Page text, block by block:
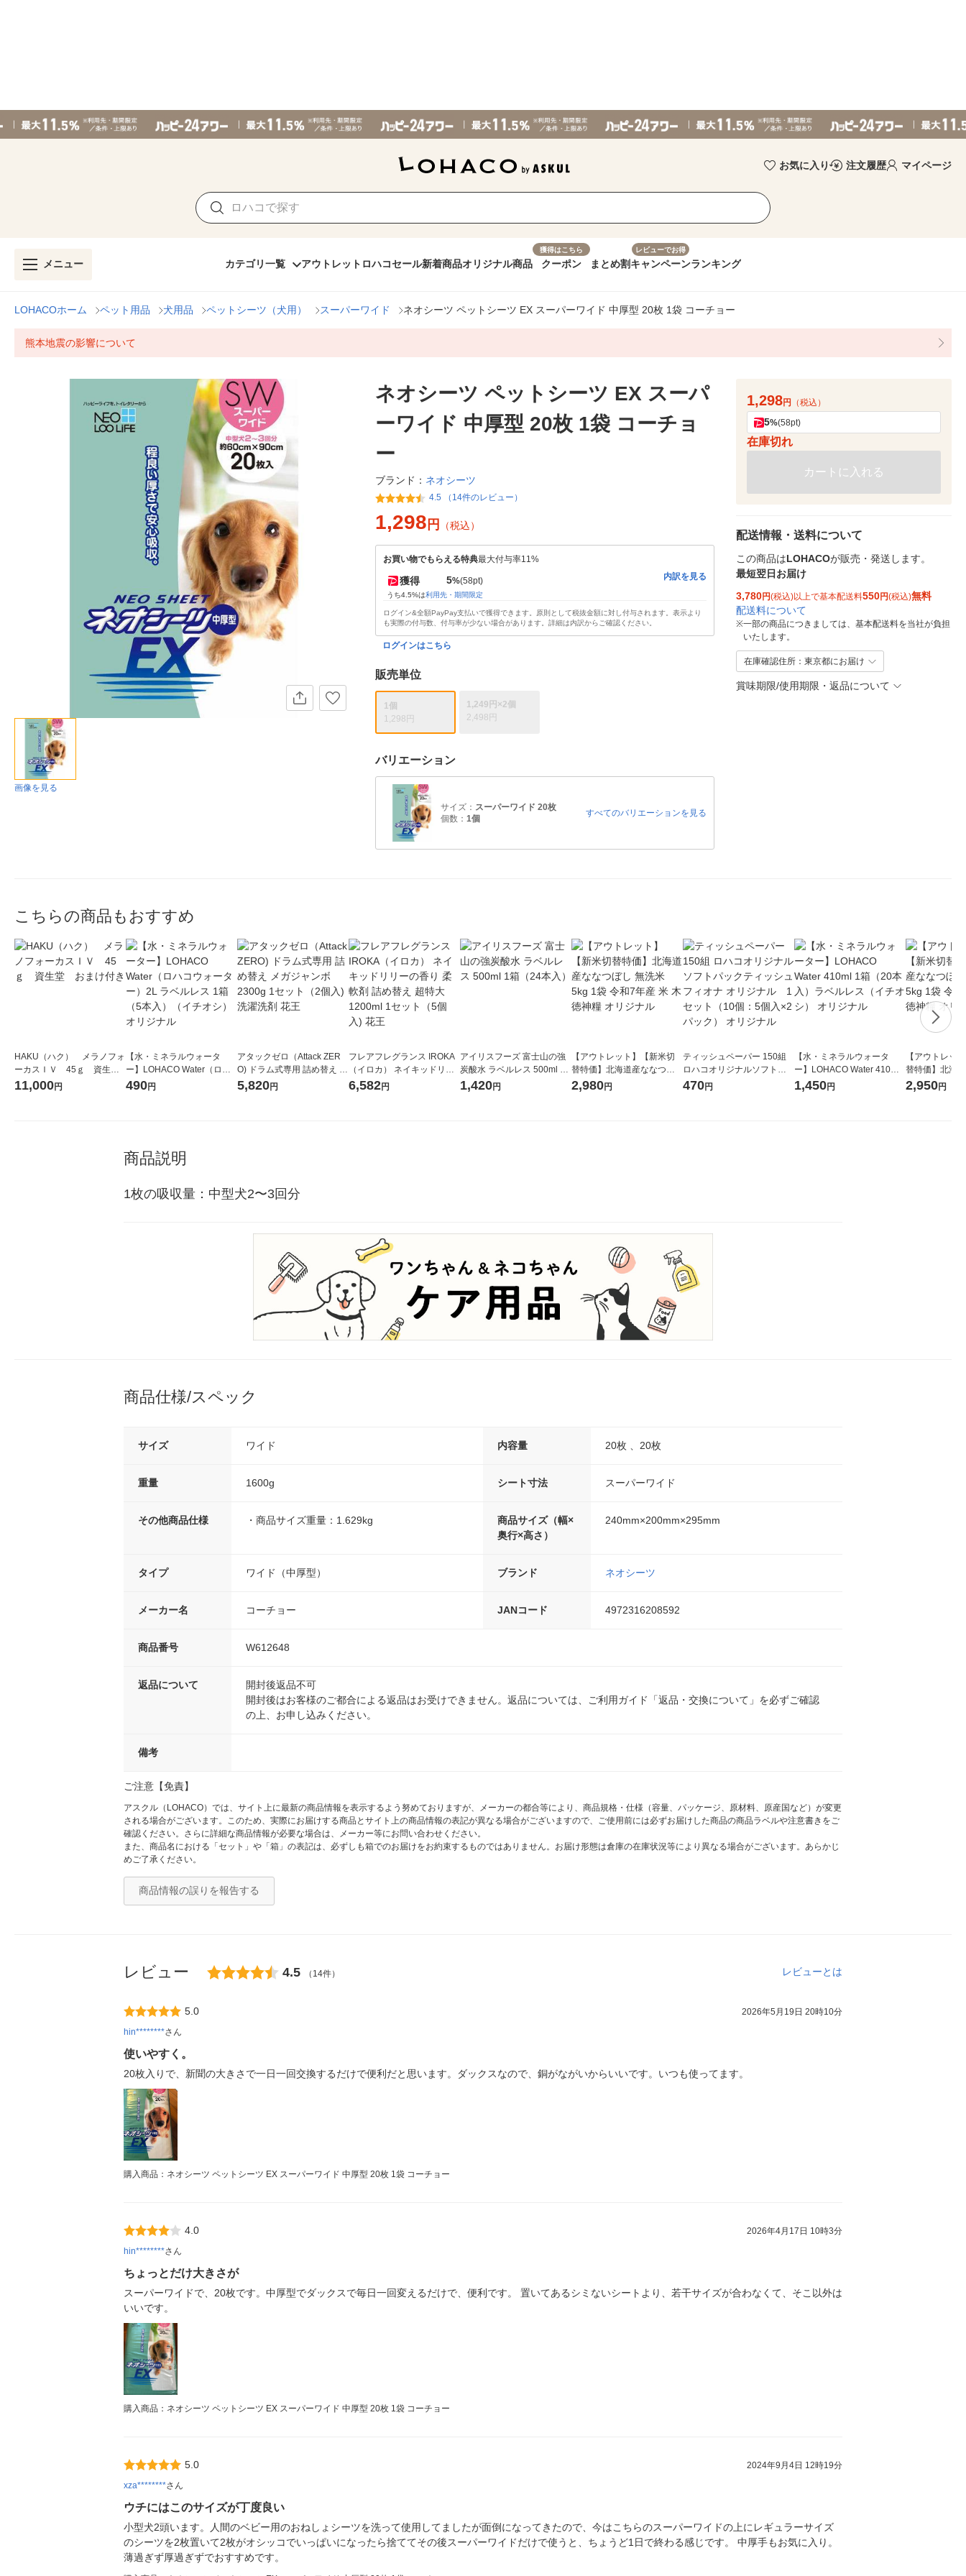
お気に入り 注文履歴 マイページ
メニュー カテゴリ一覧 アウトレット ロハコセール新着商品オリジナル商品
獲得はこちら
クーポン まとめ割
レビューでお得
キャンペーンランキング
LOHACOホーム ペット用品 犬用品 ペットシーツ（犬用） スーパーワイド ネオシーツ ペットシーツ EX スーパーワイド 中厚型 20枚 1袋 コーチョー
熊本地震の影響について
画像を見る
ネオシーツ ペットシーツ EX スーパ
ーワイド 中厚型 20枚 1袋 コーチョ
ー
ブランド： ネオシーツ
4.5 （14件のレビュー）
1,298 円 （税込）
お買い物でもらえる特典最大付与率11%
獲得 5%(58pt)
うち4.5%は利用先・期間限定
内訳を見る
ログイン&全額PayPay支払いで獲得できます。原則として税抜金額に対し付与されます。表示より
も実際の付与数、付与率が少ない場合があります。詳細は内訳からご確認ください。
ログインはこちら
販売単位
1個
1,298円
1,249円×2個
2,498円
バリエーション
サイズ： スーパーワイド 20枚
個数： 1個
すべてのバリエーションを見る
1,298円 （税込）
5%(58pt)
在庫切れ
カートに入れる
配送情報・送料について
この商品はLOHACOが販売・発送します。
最短翌日お届け
3,780円(税込)以上で基本配送料550円(税込)無料
配送料について
※一部の商品につきましては、基本配送料を当社が負担
いたします。
在庫確認住所：東京都にお届け
賞味期限/使用期限・返品について
こちらの商品もおすすめ
HAKU（ハク） メラノフォ
ーカスＩＶ 45ｇ 資生
堂 おまけ付き
11,000円
【水・ミネラルウォータ
ー】LOHACO Water（ロハ
コウォーター）2L ラベルレ
490円
アタックゼロ（Attack ZER
O) ドラム式専用 詰め替え メ
ガジャンボ 2300g 1セット
5,820円
フレアフレグランス IROKA
（イロカ） ネイキッドリリ
ーの香り 柔軟剤 詰め替え 超
6,582円
アイリスフーズ 富士山の強
炭酸水 ラベルレス 500ml 1
箱（24本入）
1,420円
【アウトレット】【新米切
替特価】北海道産ななつぼ
し 無洗米 5kg 1袋 令和7年産
2,980円
ティッシュペーパー 150組
ロハコオリジナルソフトパ
ックティッシュ フィオナ オ
470円
【水・ミネラルウォータ
ー】LOHACO Water 410ml
1箱（20本入）ラベルレス
1,450円
【アウトレッ
替特価】北海
し 精白米 5kg
2,950円
商品説明
1枚の吸収量：中型犬2〜3回分
商品仕様/スペック
サイズ ワイド 内容量 20枚 、20枚
重量 1600g シート寸法 スーパーワイド
その他商品仕様 ・商品サイズ重量：1.629kg
商品サイズ（幅×
奥行×高さ）
240mm×200mm×295mm
タイプ ワイド（中厚型） ブランド ネオシーツ
メーカー名 コーチョー JANコード 4972316208592
商品番号 W612648
返品について
開封後返品不可
開封後はお客様のご都合による返品はお受けできません。返品については、ご利用ガイド「返品・交換について」を必ずご確認
の上、お申し込みください。
備考
ご注意【免責】
アスクル（LOHACO）では、サイト上に最新の商品情報を表示するよう努めておりますが、メーカーの都合等により、商品規格・仕様（容量、パッケージ、原材料、原産国など）が変更
される場合がございます。このため、実際にお届けする商品とサイト上の商品情報の表記が異なる場合がございますので、ご使用前には必ずお届けした商品の商品ラベルや注意書きをご
確認ください。さらに詳細な商品情報が必要な場合は、メーカー等にお問い合わせください。
また、商品名における「セット」や「箱」の表記は、必ずしも箱でのお届けをお約束するものではありません。お届け形態は倉庫の在庫状況等により異なる場合がございます。あらかじ
めご了承ください。
商品情報の誤りを報告する
レビュー 4.5 （14件） レビューとは
5.0
2026年5月19日 20時10分
hin********さん
使いやすく。
20枚入りで、新聞の大きさで一日一回交換するだけで便利だと思います。ダックスなので、銅がながいからいいです。いつも使ってます。
購入商品：ネオシーツ ペットシーツ EX スーパーワイド 中厚型 20枚 1袋 コーチョー
4.0
2026年4月17日 10時3分
hin********さん
ちょっとだけ大きさが
スーパーワイドで、20枚です。中厚型でダックスで毎日一回変えるだけで、便利です。 置いてあるシミないシートより、若干サイズが合わなくて、そこ以外は
いいです。
購入商品：ネオシーツ ペットシーツ EX スーパーワイド 中厚型 20枚 1袋 コーチョー
5.0
2024年9月4日 12時19分
xza********さん
ウチにはこのサイズが丁度良い
小型犬2頭います。人間のベビー用のおねしょシーツを洗って使用してましたが面倒になってきたので、今はこちらのスーパーワイドの上にレギュラーサイズ
のシーツを2枚置いて2枚がオシッコでいっぱいになったら捨ててその後スーパーワイドだけで使うと、ちょうど1日で終わる感じです。 中厚手もお気に入り。
薄過ぎず厚過ぎずでおすすめです。